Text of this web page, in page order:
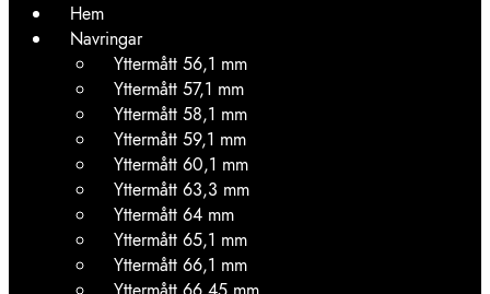
Hem
Navringar
Yttermått 56,1 mm
Yttermått 57,1 mm
Yttermått 58,1 mm
Yttermått 59,1 mm
Yttermått 60,1 mm
Yttermått 63,3 mm
Yttermått 64 mm
Yttermått 65,1 mm
Yttermått 66,1 mm